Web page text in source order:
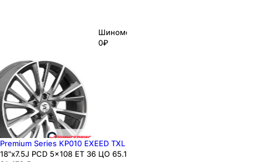
Шиномонтаж
0₽
Premium Series КР010 EXEED TXL
18"x7.5J PCD 5x108 ЕТ 36 ЦО 65.1